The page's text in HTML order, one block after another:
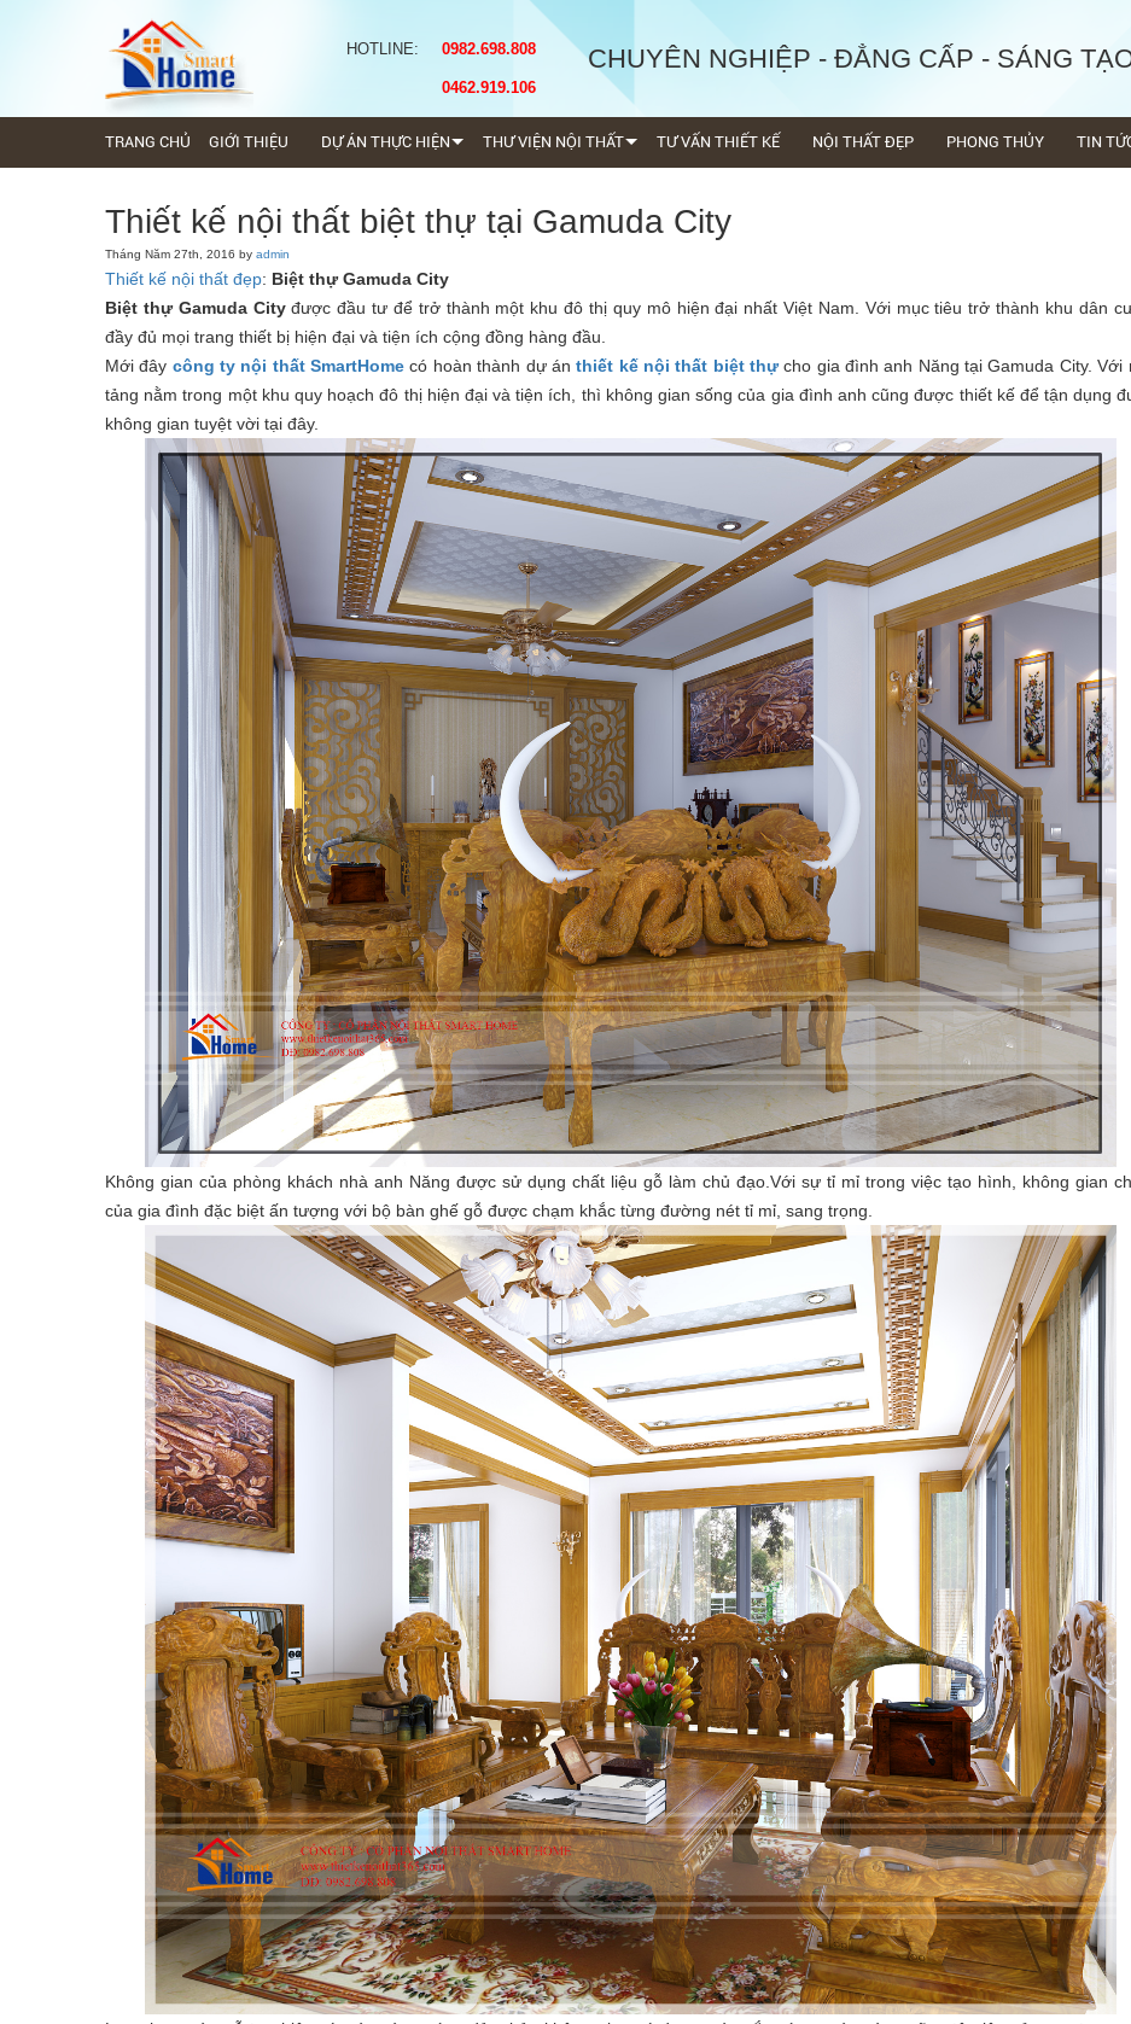
HOTLINE: 0982.698.808
0462.919.106
CHUYÊN NGHIỆP - ĐẲNG CẤP - SÁNG
TRANG CHỦ GIỚI THIỆU DỰ ÁN THỰC HIỆN THƯ VIỆN NỘI THẤT TƯ VẤN THIẾT KẾ NỘI THẤT ĐẸP PHONG THỦY TIN
Thiết kế nội thất biệt thự tại Gamuda City
Tháng Năm 27th, 2016 by admin
Thiết kế nội thất đẹp: Biệt thự Gamuda City
Biệt thự Gamuda Cityđược đầu tư để trở thành một khu đô thị quy mô hiện đại nhất Việt Nam. Với mục tiêu trở thành khu dân
đầy đủ mọi trang thiết bị hiện đại và tiện ích cộng đồng hàng đầu.
Mới đây công ty nội thất SmartHome có hoàn thành dự ánthiết kế nội thất biệt thựcho gia đình anh Năng tại Gamuda City. Với
tảng nằm trong một khu quy hoạch đô thị hiện đại và tiện ích, thì không gian sống của gia đình anh cũng được thiết kế để tận dụng
không gian tuyệt vời tại đây.
Không gian của phòng khách nhà anh Năng được sử dụng chất liệu gỗ làm chủ đạo.Với sự tỉ mỉ trong việc tạo hình, không gian
của gia đình đặc biệt ấn tượng với bộ bàn ghế gỗ được chạm khắc từng đường nét tỉ mỉ, sang trọng.